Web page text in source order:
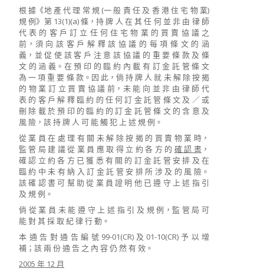
根 據《地 產 代 理 常 規 (一 般 責 任 及 香 港 住 宅 物 業)
規 例》第 13(1)(a) 條，持 牌 人 在 其 任 何 並 非 由 律 師
代 表 的 客 戶 訂 立 任 何 住 宅 物 業 的 買 賣 協 議 之
前，須 向 該 客 戶 解 釋 該 協 議 的 每 項 條 文 的 涵
義，並 促 使 該 客 戶 注 意 該 協 議 的 重 要 條 款 及 條
文 的 涵 義。在 預 印 的 臨 約 內 載 有 訂 金 託 管 條 文
為 一 項 重 要 條 款。因 此，倘 持 牌 人 就 未 解 除 按 揭
的 物 業 訂 立 買 賣 協 議 前，未 能 向 並 非 由 律 師 代
表 的 客 戶 解 釋 臨 約 的 任 何 訂 金 託 管 條 文 及 ／ 或
刪 除 載 於 預 印 的 臨 約 的 訂 金 託 管 條 文 的 含 意 及
風 險，該 持 牌 人 可 能 觸 犯 上 述 規 例。
從 業 員 在 處 理 有 關 未 解 除 按 揭 的 買 賣 物 業 時，
監 管 局 建 議 從 業 員 應 取 得 立 約 各 方 的 確 認 書 ，
確 認 立 約 各 方 已 獲 悉 有 關 的 訂 金 託 管 安 排 及 在
臨 約 中 未 有 納 入 訂 金 託 管 安 排 所 涉 及 的 風 險。
該 確 認 書 可 幫 助 從 業 員 證 明 他 已 遵 守 上 述 指 引
及 規 例。
倘 從 業 員 未 能 遵 守 上 述 指 引 及 規 例，監 管 局 可
能 對 其 採 取 紀 律 行 動。
本 通 告 對 通 告 編 號 99-01(CR) 及 01-10(CR) 予 以 增
補；該 兩 份 通 告 之 內 容 仍 然 有 效。
2005 年 12 月